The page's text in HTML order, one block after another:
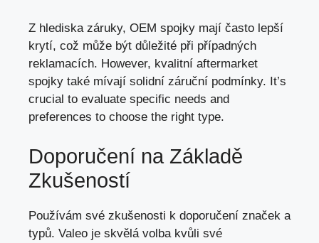
Z hlediska záruky, OEM spojky mají často lepší
krytí, což může být důležité při případných
reklamacích. However, kvalitní aftermarket
spojky také mívají solidní záruční podmínky. It’s
crucial to evaluate specific needs and
preferences to choose the right type.
Doporučení na Základě
Zkušeností
Používám své zkušenosti k doporučení značek a
typů. Valeo je skvělá volba kvůli své